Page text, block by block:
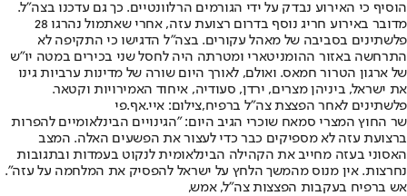
הוסיף כי האירוע נבדק על ידי הגורמים הרלוונטיים. כך גם עדכנו בצה"ל.
מדובר באירוע חריג נוסף בדרום רצועת עזה, אחרי שאתמול נהרגו 28
פלשתינים בסביבה של מאהל עקורים. בצה"ל הדגישו כי התקיפה לא
התרחשה באזור ההומניטארי ומטרתה היה לחסל שני בכירים במטה יו"ש
של ארגון הטרור חמאס. ואולם, לאורך היום שורה של מדינות ערביות גינו
את ישראל, ביניהן מצרים, ירדן, סעודיה, איחוד האמירויות וקטאר.
פלשתינים לאחר הפצצת צה"ל ברפיח,צילום: איי.אף.פי
שר החוץ המצרי סמאח שוכרי הגיב היום: "הגינויים הבינלאומיים להפרות
ברצועת עזה לא מספיקים כבר כדי לעצור את הפשעים האלה. המצב
האסוני בעזה מחייב את הקהילה הבינלאומית לנקוט בעמדות ובתגובות
נחרצות. אין מנוס מהמשך הלחץ על ישראל להפסיק את המלחמה על עזה".
אש ברפיח בעקבות הפצצות צה"ל, אמש,